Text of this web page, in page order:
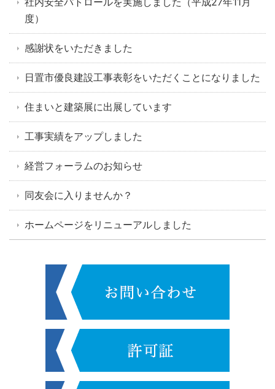
度）
感謝状をいただきました
日置市優良建設工事表彰をいただくことになりました
住まいと建築展に出展しています
工事実績をアップしました
経営フォーラムのお知らせ
同友会に入りませんか？
ホームページをリニューアルしました